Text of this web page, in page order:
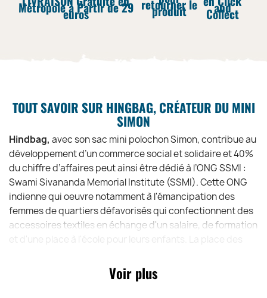
Métropole à Partir de 29
euros
retourner le
produit and
Collect
TOUT SAVOIR SUR HINGBAG, CRÉATEUR DU MINI
SIMON
Hindbag, avec son sac mini polochon Simon, contribue au
développement d’un commerce social et solidaire et 40%
du chiffre d’affaires peut ainsi être dédié à l’ONG SSMI :
Swami Sivananda Memorial Institute (SSMI). Cette ONG
indienne qui oeuvre notamment à l'émancipation des
femmes de quartiers défavorisés qui confectionnent des
accessoires textiles en échange d'un salaire, de formation
et d'une place à l'école pour leurs enfants. La place des
prônant la réinsertion par leur autonomisation.
Voir plus